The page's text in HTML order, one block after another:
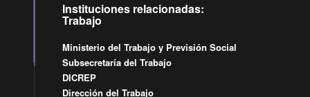
Instituciones relacionadas:
Trabajo
Ministerio del Trabajo y Previsión Social
Subsecretaría del Trabajo
DICREP
Dirección del Trabajo